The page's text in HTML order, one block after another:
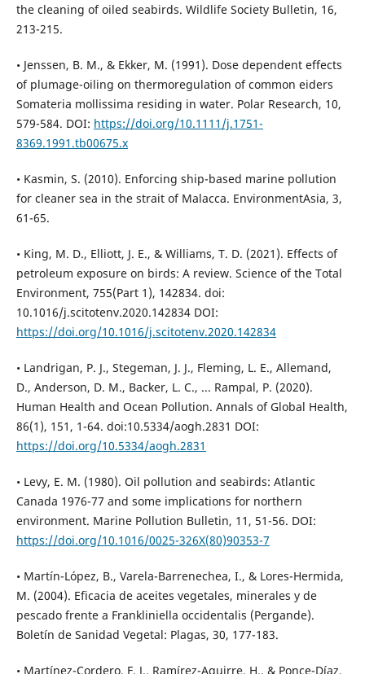
the cleaning of oiled seabirds. Wildlife Society Bulletin, 16,
213-215.
• Jenssen, B. M., & Ekker, M. (1991). Dose dependent effects
of plumage-oiling on thermoregulation of common eiders
Somateria mollissima residing in water. Polar Research, 10,
579-584. DOI: https://doi.org/10.1111/j.1751-
8369.1991.tb00675.x
• Kasmin, S. (2010). Enforcing ship-based marine pollution
for cleaner sea in the strait of Malacca. EnvironmentAsia, 3,
61-65.
• King, M. D., Elliott, J. E., & Williams, T. D. (2021). Effects of
petroleum exposure on birds: A review. Science of the Total
Environment, 755(Part 1), 142834. doi:
10.1016/j.scitotenv.2020.142834 DOI:
https://doi.org/10.1016/j.scitotenv.2020.142834
• Landrigan, P. J., Stegeman, J. J., Fleming, L. E., Allemand,
D., Anderson, D. M., Backer, L. C., ... Rampal, P. (2020).
Human Health and Ocean Pollution. Annals of Global Health,
86(1), 151, 1-64. doi:10.5334/aogh.2831 DOI:
https://doi.org/10.5334/aogh.2831
• Levy, E. M. (1980). Oil pollution and seabirds: Atlantic
Canada 1976-77 and some implications for northern
environment. Marine Pollution Bulletin, 11, 51-56. DOI:
https://doi.org/10.1016/0025-326X(80)90353-7
• Martín-López, B., Varela-Barrenechea, I., & Lores-Hermida,
M. (2004). Eficacia de aceites vegetales, minerales y de
pescado frente a Frankliniella occidentalis (Pergande).
Boletín de Sanidad Vegetal: Plagas, 30, 177-183.
• Martínez-Cordero, F. J., Ramírez-Aguirre, H., & Ponce-Díaz,